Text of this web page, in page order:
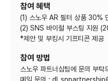
참여 혜택
(1) 스노우 AR 필터 상품 30%
(2) SNS 바이럴 부스팅 지원
*제안 및 부킹시 기프티콘 제공
참여 방법
스노우 파트너십팀에 문의 부탁